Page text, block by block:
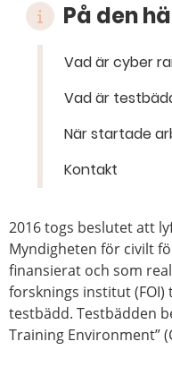
På den
Vad är cyber
Vad är
När startade
Kontakt
2016 togs beslutet att
Myndigheten för civilt
finansierat och som
forsknings institut (FOI)
testbädd. Testbädden
Training Environment”